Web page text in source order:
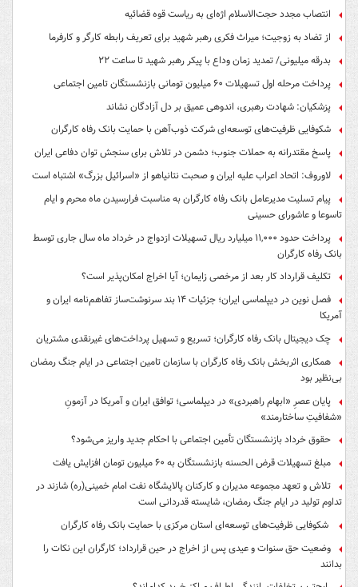
انتصاب مجدد حجت‌الاسلام اژه‌ای به ریاست قوه‌ قضائیه
از تضاد به زوجیت؛ میراث فکری رهبر شهید برای تعریف رابطه کارگر و کارفرما
بدرقه میلیونی/ تمدید زمان وداع با پیکر رهبر شهید تا ساعت ۲۲
پرداخت مرحله اول تسهیلات ۶۰ میلیون تومانی بازنشستگان تامین اجتماعی
پزشکیان: شهادت رهبری، اندوهی عمیق بر دل آزادگان نشاند
شکوفایی ظرفیت‌های توسعه‌ای شرکت ذوب‌آهن با حمایت‌ بانک رفاه کارگران
پاسخ مقتدرانه به حملات جنوب؛ دشمن در تلاش برای سنجش توان دفاعی ایران
لاوروف: اتحاد اعراب علیه ایران و صحبت نتانیاهو از «اسرائیل بزرگ» اشتباه است
پیام تسلیت مدیرعامل بانک رفاه کارگران به مناسبت فرارسیدن ماه محرم و ایام
تاسوعا و عاشورای حسینی
پرداخت حدود ۱۱,۰۰۰ میلیارد ریال تسهیلات ازدواج در خرداد ماه سال جاری توسط
بانک رفاه کارگران
تکلیف قرارداد کار بعد از مرخصی زایمان؛ آیا اخراج امکان‌پذیر است؟
فصل نوین در دیپلماسی ایران؛ جزئیات ۱۴ بند سرنوشت‌ساز تفاهم‌نامه ایران و
آمریکا
چک دیجیتال بانک رفاه کارگران؛ تسریع و تسهیل پرداخت‌های غیرنقدی مشتریان
همکاری اثربخش بانک رفاه کارگران با سازمان تامین اجتماعی در ایام جنگ رمضان
بی‌نظیر بود
پایان عصرِ «ابهام راهبردی» در دیپلماسی؛ توافق ایران و آمریکا در آزمونِ
«شفافیتِ ساختارمند»
حقوق خرداد بازنشستگان تأمین اجتماعی با احکام جدید واریز می‌شود؟
مبلغ تسهیلات قرض الحسنه بازنشستگان به ۶۰ میلیون تومان افزایش یافت
تلاش و تعهد مجموعه مدیران و کارکنان پالایشگاه نفت امام خمینی(ره) شازند در
تداوم تولید در ایام جنگ رمضان، شایسته قدردانی است
شکوفایی ظرفیت‌های توسعه‌ای استان مرکزی با حمایت بانک رفاه کارگران
وضعیت حق سنوات و عیدی پس از اخراج در حین قرارداد؛ کارگران این نکات را
بدانند